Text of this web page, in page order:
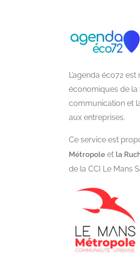
L’agenda éco72
économiques de la
communication et
aux entreprises.
Ce service est
Métropole et la
de la CCI Le Mans